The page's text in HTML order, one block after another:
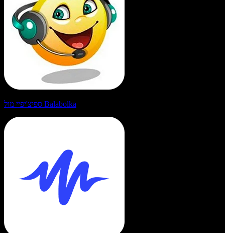
ספיצ'יפיי מול Balabolka